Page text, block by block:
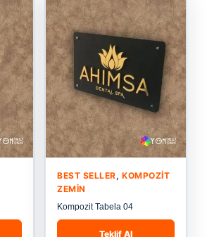
BEST SELLER,KOMPOZIT
ZEMIN
Kompozit Tabela 04
Teklif Al